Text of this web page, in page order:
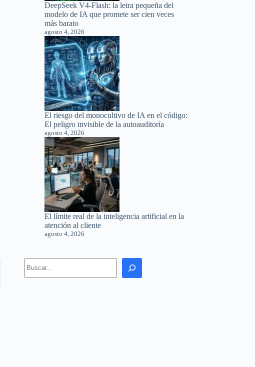
DeepSeek V4-Flash: la letra pequeña del
modelo de IA que promete ser cien veces
más barato
agosto 4, 2026
El riesgo del monocultivo de IA en el código:
El peligro invisible de la autoauditoría
agosto 4, 2026
El límite real de la inteligencia artificial en la
atención al cliente
agosto 4, 2026